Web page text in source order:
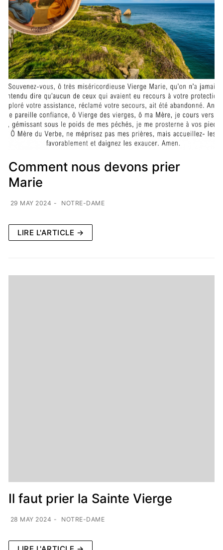
Comment nous devons prier
Marie
29 MAY 2024 - NOTRE-DAME
LIRE L'ARTICLE →
Il faut prier la Sainte Vierge
28 MAY 2024 - NOTRE-DAME